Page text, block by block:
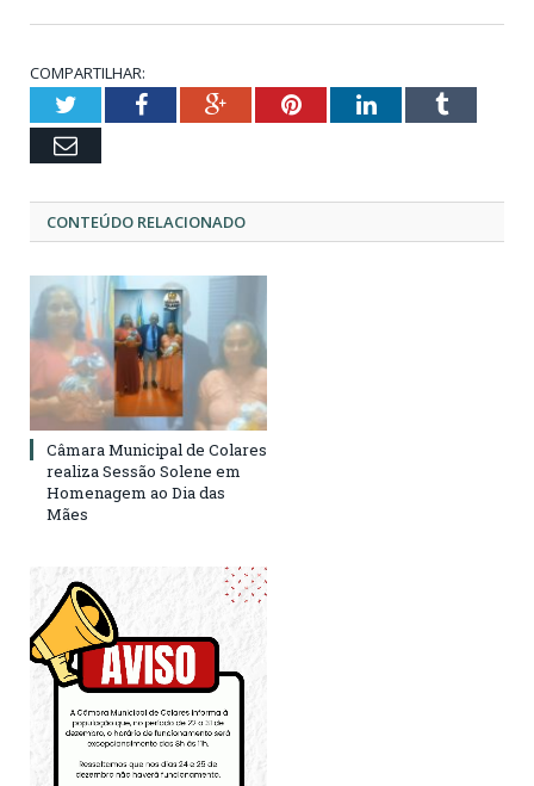
COMPARTILHAR:
TwitterFacebookGoogle+PinterestLinkedInTumblr
Email
CONTEÚDO RELACIONADO
Câmara Municipal de Colares
realiza Sessão Solene em
Homenagem ao Dia das
Mães